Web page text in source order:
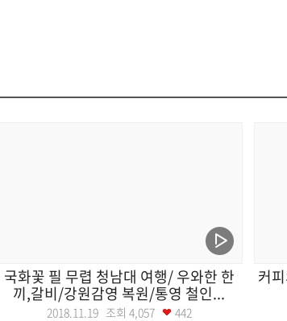
국화꽃 필 무렵 청남대 여행/ 우와한 한
끼,갈비/강원감영 복원/통영 철인...
2018.11.19 조회 4,057 442
커